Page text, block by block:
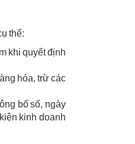
thể:
khi quyết định
hóa, trừ các
bố số, ngày
kinh doanh